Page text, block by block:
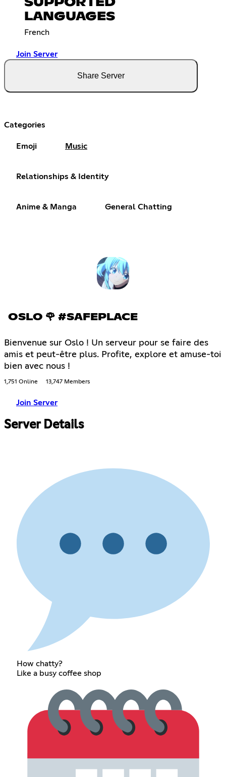
SUPPORTED
LANGUAGES
French
Join Server
Share Server
Categories
Emoji Music
Relationships & Identity
Anime & Manga General Chatting
OSLO 🌹 #SAFEPLACE
Bienvenue sur Oslo ! Un serveur pour se faire des
amis et peut-être plus. Profite, explore et amuse-toi
bien avec nous !
1,751 Online 13,747 Members
Join Server
Server Details
How chatty?
Like a busy coffee shop